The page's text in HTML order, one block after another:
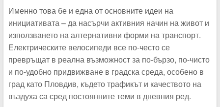
Именно това бе и една от основните идеи на
инициативата – да насърчи активния начин на живот и
използването на алтернативни форми на транспорт.
Електрическите велосипеди все по-често се
превръщат в реална възможност за по-бързо, по-чисто
и по-удобно придвижване в градска среда, особено в
град като Пловдив, където трафикът и качеството на
въздуха са сред постоянните теми в дневния ред.